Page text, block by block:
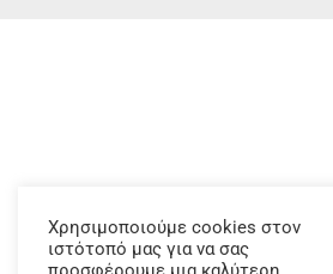
Χρησιμοποιούμε cookies στον
ιστότοπό μας για να σας